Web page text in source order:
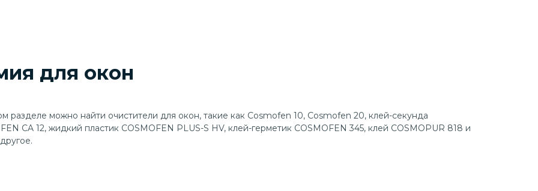
для окон
разделе можно найти очистители для окон, такие как Cosmofen 10, Cosmofen 20, клей-секунда
CA 12, жидкий пластик COSMOFEN PLUS-S HV, клей-герметик COSMOFEN 345, клей COSMOPUR 818 и